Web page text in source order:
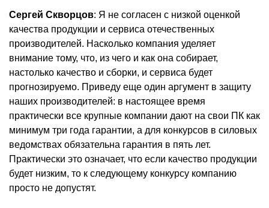
Сергей Скворцов: Я не согласен с низкой оценкой
качества продукции и сервиса отечественных
производителей. Насколько компания уделяет
внимание тому, что, из чего и как она собирает,
настолько качество и сборки, и сервиса будет
прогнозируемо. Приведу еще один аргумент в защиту
наших производителей: в настоящее время
практически все крупные компании дают на свои ПК как
минимум три года гарантии, а для конкурсов в силовых
ведомствах обязательна гарантия в пять лет.
Практически это означает, что если качество продукции
будет низким, то к следующему конкурсу компанию
просто не допустят.